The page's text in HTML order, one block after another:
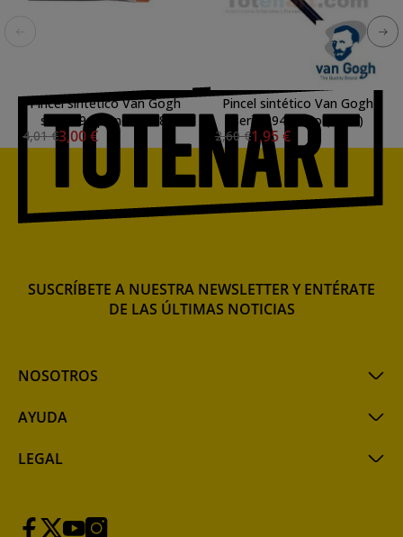
Pincel sintético Van Gogh
serie 294 plano (nº 08)
4,01 €3,00 €
Pincel sintético Van Gogh
serie 294 plano (nº 01)
2,60 €1,95 €
NOSOTROS
AYUDA
LEGAL
SUSCRÍBETE A NUESTRA NEWSLETTER Y ENTÉRATE
DE LAS ÚLTIMAS NOTICIAS